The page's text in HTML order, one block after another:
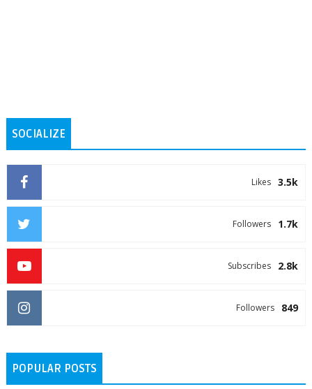
SOCIALIZE
3.5k
Likes
1.7k
Followers
2.8k
Subscribes
849
Followers
POPULAR POSTS